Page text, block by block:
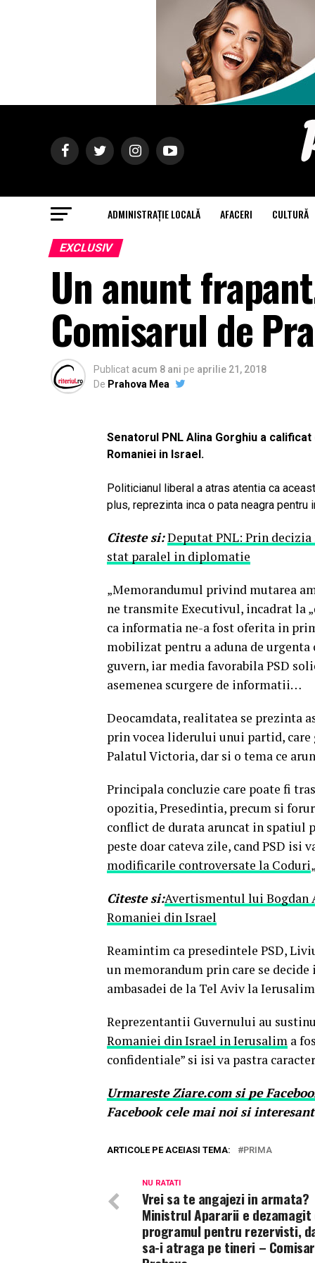
ADMINISTRAȚIE LOCALĂ AFACERI CULTURĂ
EXCLUSIV
Un anunt
Comisarul de
Publicat acum 8 ani pe aprilie 21, 2018
De Prahova Mea
Senatorul PNL Alina Gorghiu a
Romaniei in Israel.
Politicianul liberal a atras atentia ca
plus, reprezinta inca o pata neagra pentru
Citeste si:Deputat PNL: Prin
stat paralel in diplomatie
„Memorandumul privind mutarea
ne transmite Executivul, incadrat la
ca informatia ne-a fost oferita in
mobilizat pentru a aduna de
guvern, iar media favorabila PSD
asemenea scurgere de informatii…
Deocamdata, realitatea se prezinta
prin vocea liderului unui partid,
Palatul Victoria, dar si o tema ce
Principala concluzie care poate fi
opozitia, Presedintia, precum si
conflict de durata aruncat in spatiul
peste doar cateva zile, cand PSD isi
modificarile controversate la Coduri
Citeste si:Avertismentul lui Bogdan
Romaniei din Israel
Reamintim ca presedintele PSD,
un memorandum prin care se
ambasadei de la Tel Aviv la
Reprezentantii Guvernului au
Romaniei din Israel in Ierusalim a
confidentiale” si isi va pastra
UrmaresteZiare.comsi pe
Facebook cele mai noi si
ARTICOLE PE ACEIASI TEMA: PRIMA
NU RATATI
Vrei sa te angajezi in armata?
Ministrul Apararii e dezamagit
programul pentru rezervisti,
sa-i atraga pe tineri –